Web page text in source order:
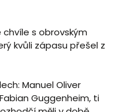
s obrovským
kvůli zápasu přešel z
Manuel Oliver
Guggenheim, ti